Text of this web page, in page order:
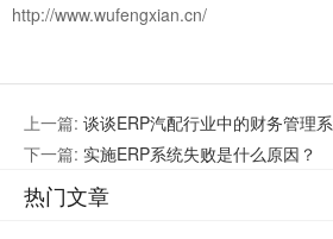
http://www.wufengxian.cn/
上一篇: 谈谈ERP汽配行业中的财务管理
行控制：
下一篇: 实施ERP系统失败是什么原因？
热门文章